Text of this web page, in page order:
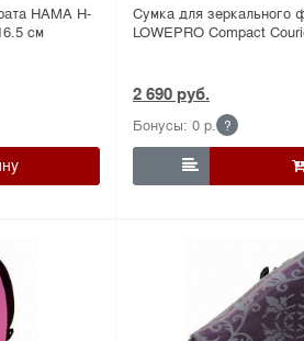
HAMA H-
см
Сумка для зеркального
LOWEPRO Compact
2 690 руб.
Бонусы: 0 р. ?
